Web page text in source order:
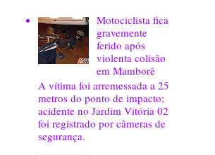
Motociclista fica
gravemente
ferido após
violenta colisão
em Mamborê
A vítima foi arremessada a 25
metros do ponto de impacto;
acidente no Jardim Vitória 02
foi registrado por câmeras de
segurança.